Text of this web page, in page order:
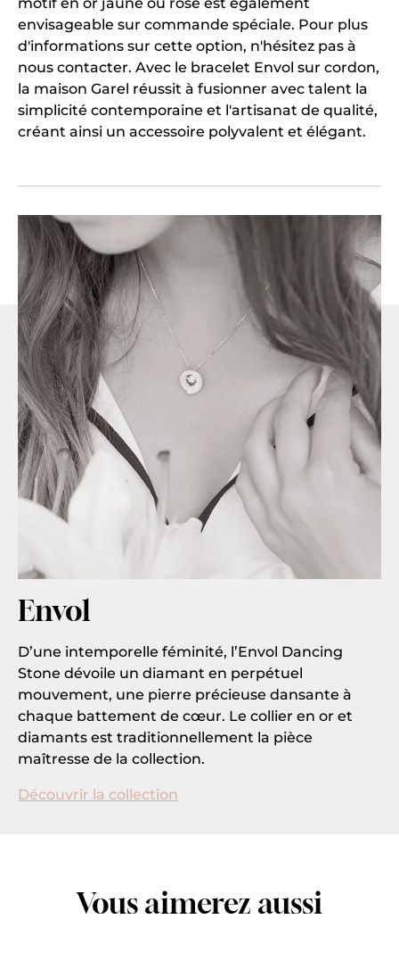
motif en or jaune ou rose est également
envisageable sur commande spéciale. Pour plus
d'informations sur cette option, n'hésitez pas à
nous contacter. Avec le bracelet Envol sur cordon,
la maison Garel réussit à fusionner avec talent la
simplicité contemporaine et l'artisanat de qualité,
créant ainsi un accessoire polyvalent et élégant.
Envol
D’une intemporelle féminité, l’Envol Dancing
Stone dévoile un diamant en perpétuel
mouvement, une pierre précieuse dansante à
chaque battement de cœur. Le collier en or et
diamants est traditionnellement la pièce
maîtresse de la collection.
Découvrir la collection
Vous aimerez aussi